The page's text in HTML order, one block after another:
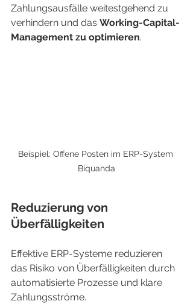
Zahlungsausfälle weitestgehend zu
verhindern und das Working-Capital-
Management zu optimieren.
Beispiel: Offene Posten im ERP-System
Biquanda
Reduzierung von
Überfälligkeiten
Effektive ERP-Systeme reduzieren
das Risiko von Überfälligkeiten durch
automatisierte Prozesse und klare
Zahlungsströme.